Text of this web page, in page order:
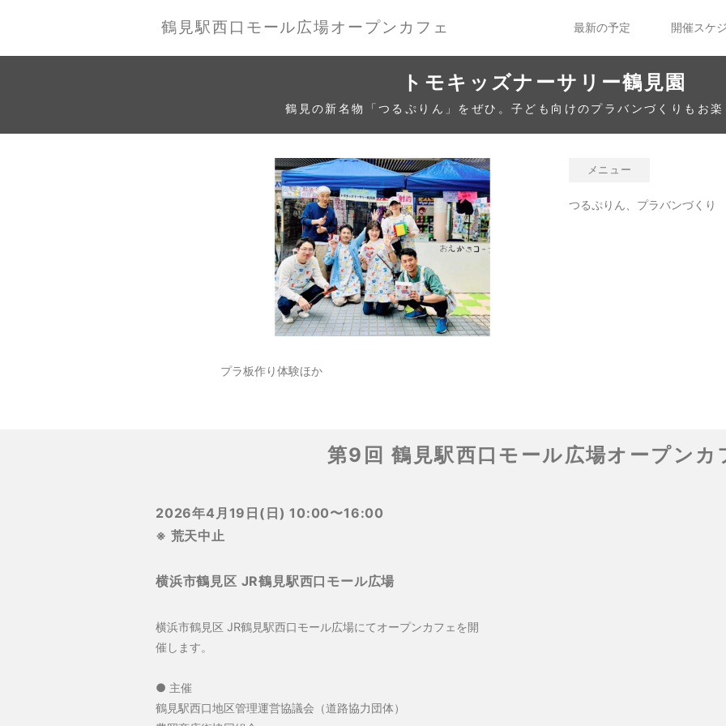
鶴見駅西口モール広場オープンカフェ 最新の予定 開催スケ
トモキッズナーサリー鶴見園
鶴見の新名物「つるぷりん」をぜひ。子ども向けのプラバンづくりもお
メニュー
つるぷりん、プラバンづくり
プラ板作り体験ほか
第9回 鶴見駅西口モール広場オープンカ
2026年4月19日(日) 10:00〜16:00
※ 荒天中止
横浜市鶴見区 JR鶴見駅西口モール広場
横浜市鶴見区 JR鶴見駅西口モール広場にてオープンカフェを開
催します。
● 主催
鶴見駅西口地区管理運営協議会（道路協力団体）